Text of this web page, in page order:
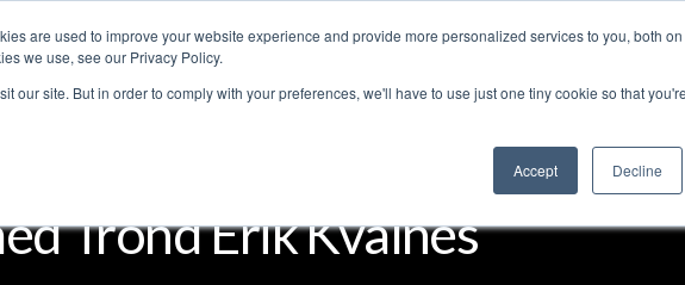
are used to improve your website experience and provide more personalized services to you, both
we use, see our Privacy Policy.
our site. But in order to comply with your preferences, we'll have to use just one tiny cookie so that you're
Accept Decline
stories The Leadership Podcast About us Log in
Trond Erik Kvalnes